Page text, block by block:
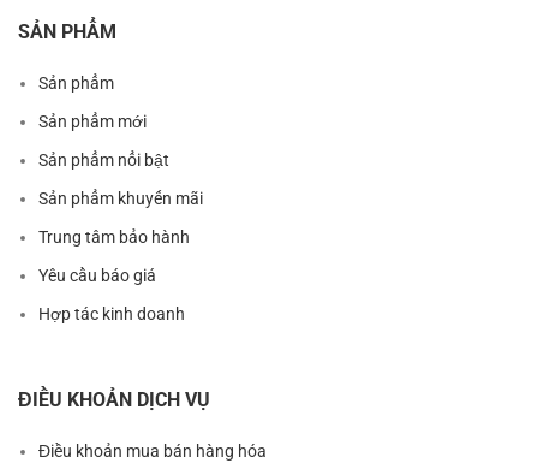
SẢN PHẨM
Sản phẩm
Sản phẩm mới
Sản phẩm nổi bật
Sản phẩm khuyến mãi
Trung tâm bảo hành
Yêu cầu báo giá
Hợp tác kinh doanh
ĐIỀU KHOẢN DỊCH VỤ
Điều khoản mua bán hàng hóa